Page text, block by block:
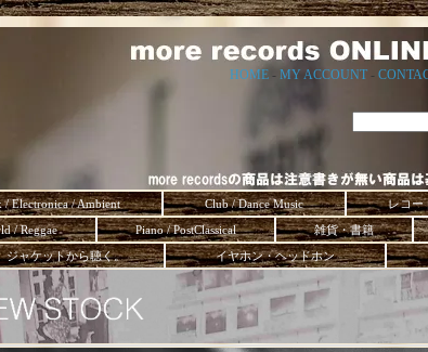
HOME - MY ACCOUNT -
/ Electronica / Ambient Club / Dance Music
レコー
/ Reggae Piano / PostClassical
雑貨・書籍
ャケットから聴く。 イヤホン・ヘッドホン